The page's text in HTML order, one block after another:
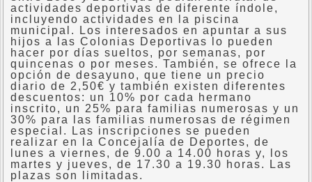
actividades deportivas de diferente índole,
incluyendo actividades en la piscina
municipal. Los interesados en apuntar a sus
hijos a las Colonias Deportivas lo pueden
hacer por días sueltos, por semanas, por
quincenas o por meses. También, se ofrece la
opción de desayuno, que tiene un precio
diario de 2,50€ y también existen diferentes
descuentos: un 10% por cada hermano
inscrito, un 25% para familias numerosas y un
30% para las familias numerosas de régimen
especial. Las inscripciones se pueden
realizar en la Concejalía de Deportes, de
lunes a viernes, de 9.00 a 14.00 horas y, los
martes y jueves, de 17.30 a 19.30 horas. Las
plazas son limitadas.